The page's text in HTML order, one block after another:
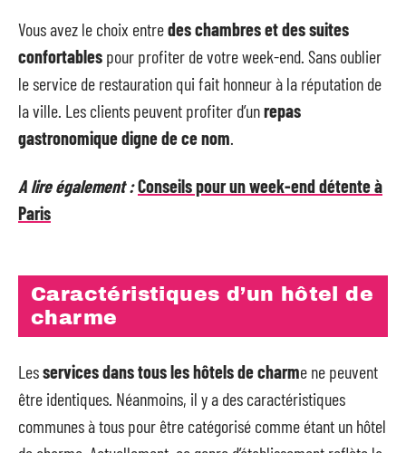
Vous avez le choix entredes chambres et des suites
confortables pour profiter de votre week-end. Sans oublier
le service de restauration qui fait honneur à la réputation de
la ville. Les clients peuvent profiter d’unrepas
gastronomique digne de ce nom.
A lire également :Conseils pour un week-end détente à
Paris
Caractéristiques d’un hôtel de
charme
Lesservices dans tous les hôtels de charme ne peuvent
être identiques. Néanmoins, il y a des caractéristiques
communes à tous pour être catégorisé comme étant un hôtel